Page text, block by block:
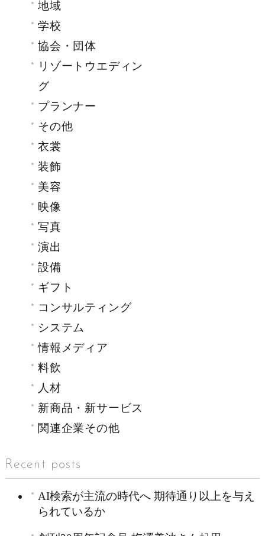
地域
学校
協会・団体
リゾートウエディン
グ
プランナー
その他
衣裳
装飾
美容
映像
写真
演出
設備
ギフト
コンサルティング
システム
情報メディア
料飲
人材
新商品・新サービス
関連企業その他
Recent posts
AI検索が主流の時代へ 期待通り以上を与え
られているか